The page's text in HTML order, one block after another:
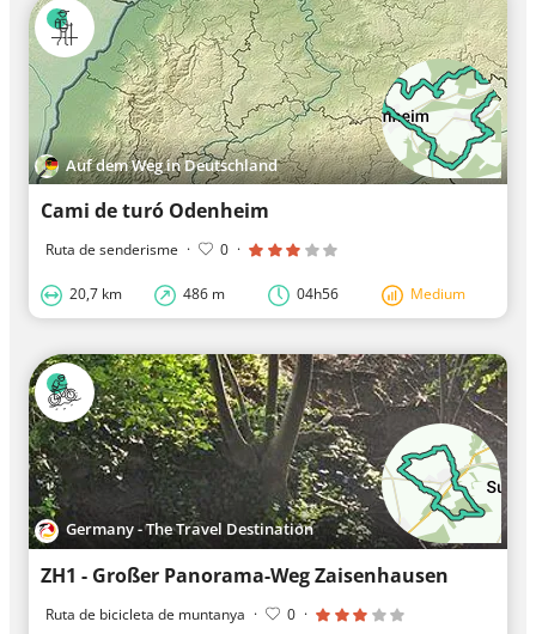
Auf dem Weg in Deutschland
Cami de turó Odenheim
Ruta de senderisme · 0 ·
20,7 km 486 m 04h56 Medium
Germany - The Travel Destination
ZH1 - Großer Panorama-Weg Zaisenhausen
Ruta de bicicleta de muntanya · 0 ·